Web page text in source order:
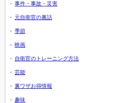
事件・事故・災害
元自衛官の裏話
季節
映画
自衛官のトレーニング方法
芸能
裏ワザお得情報
趣味